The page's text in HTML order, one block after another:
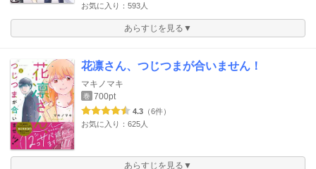
お気に入り：593人
あらすじを見る▼
花凛さん、つじつまが合いません！
マキノマキ
巻 700pt
4.3 （6件）
お気に入り：625人
あらすじを見る▼